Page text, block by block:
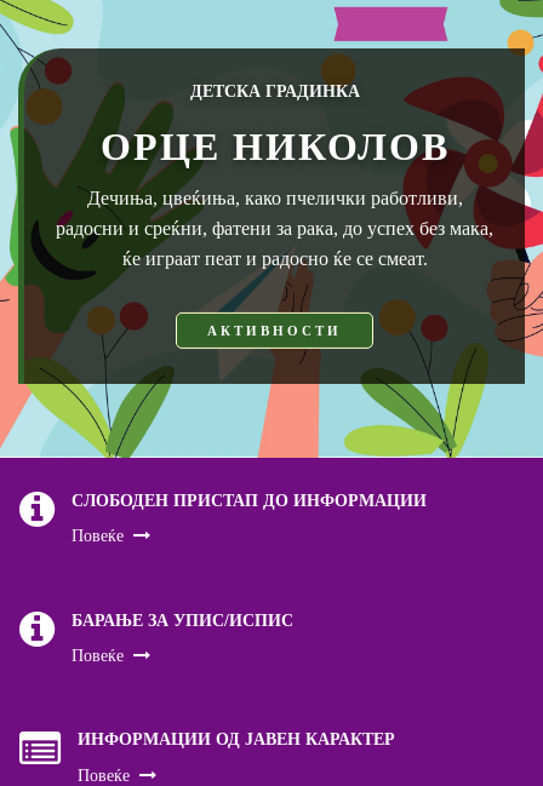
ДЕТСКА ГРАДИНКА
ОРЦЕ НИКОЛОВ
Дечиња, цвеќиња, како пчелички работливи,
радосни и среќни, фатени за рака, до успех без мака,
ќе играат пеат и радосно ќе се смеат.
АКТИВНОСТИ
СЛОБОДЕН ПРИСТАП ДО ИНФОРМАЦИИ
Повеќе
БАРАЊЕ ЗА УПИС/ИСПИС
Повеќе
ИНФОРМАЦИИ ОД ЈАВЕН КАРАКТЕР
Повеќе